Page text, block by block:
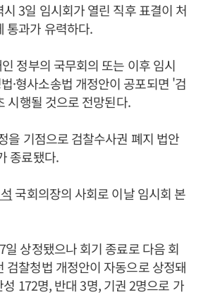
3일 임시회가 열린 직후 표결이 처
통과가 유력하다.
정부의 국무회의 또는 이후 임시
·형사소송법 개정안이 공포되면 '검
시행될 것으로 전망된다.
을 기점으로 검찰수사권 폐지 법안
종료됐다.
국회의장의 사회로 이날 임시회 본
상정됐으나 회기 종료로 다음 회
검찰청법 개정안이 자동으로 상정돼
172명, 반대 3명, 기권 2명으로 가